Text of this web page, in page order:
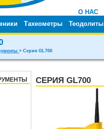
О НАС
Тахеометры Теодолиты
> Серия GL700
СЕРИЯ GL700